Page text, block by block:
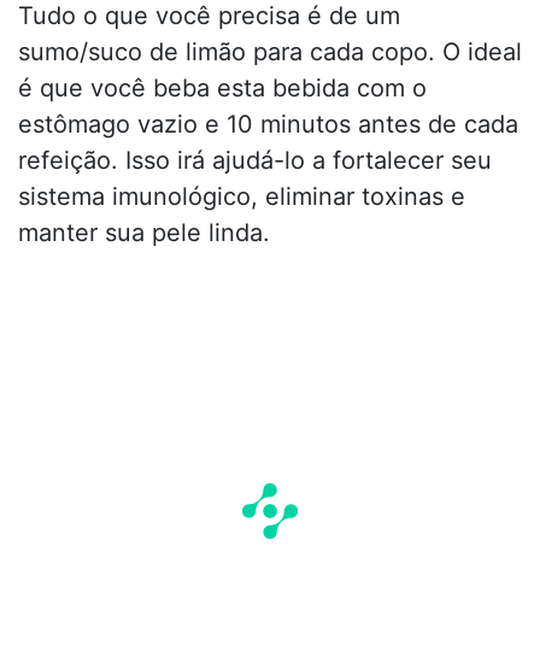
Tudo o que você precisa é de um
sumo/suco de limão para cada copo. O ideal
é que você beba esta bebida com o
estômago vazio e 10 minutos antes de cada
refeição. Isso irá ajudá-lo a fortalecer seu
sistema imunológico, eliminar toxinas e
manter sua pele linda.